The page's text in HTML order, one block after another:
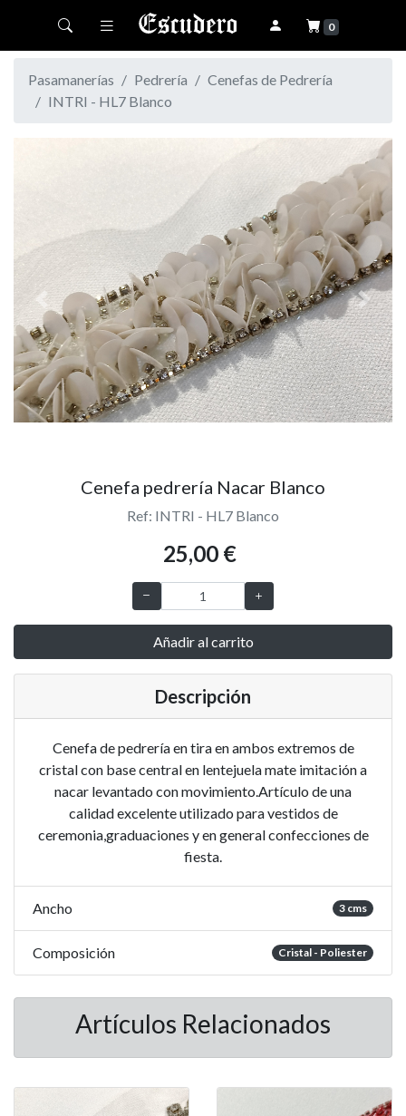
Toggle navigation 0
Pasamanerías Pedrería
Cenefas de Pedrería
INTRI - HL7 Blanco
Previous Next
Cenefa pedrería Nacar Blanco
Ref: INTRI - HL7 Blanco
25,00 €
Añadir al carrito
Descripción
Cenefa de pedrería en tira en ambos extremos de
cristal con base central en lentejuela mate imitación a
nacar levantado con movimiento.Artículo de una
calidad excelente utilizado para vestidos de
ceremonia,graduaciones y en general confecciones de
fiesta.
Ancho 3 cms
Composición Cristal - Poliester
Artículos Relacionados